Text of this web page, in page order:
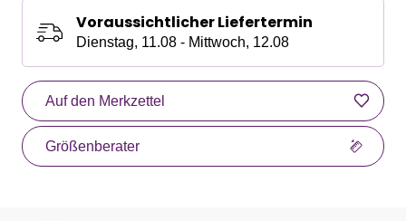
Voraussichtlicher Liefertermin
Dienstag, 11.08 - Mittwoch, 12.08
Auf den Merkzettel
Größenberater